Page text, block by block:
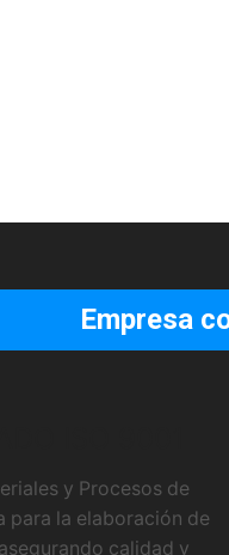
Empresa
y Procesos de
para la elaboración de
calidad y